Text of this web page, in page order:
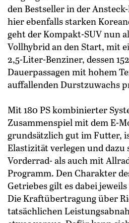
den Bestseller in der
hier ebenfalls starken
geht der Kompakt-SUV nun
Vollhybrid an den Start, mit
2,5-Liter-Benziner, dessen
Dauerpassagen mit hohem
auffallenden Durstzuwachs
Mit 180 PS kombinierter
Zusammenspiel mit dem E-
grundsätzlich gut im Futter,
Elastizität verlegen und
Vorderrad- als auch mit
Programm. Den Charakter
Getriebes gilt es dabei
Die Kraftübertragung über
tatsächlichen